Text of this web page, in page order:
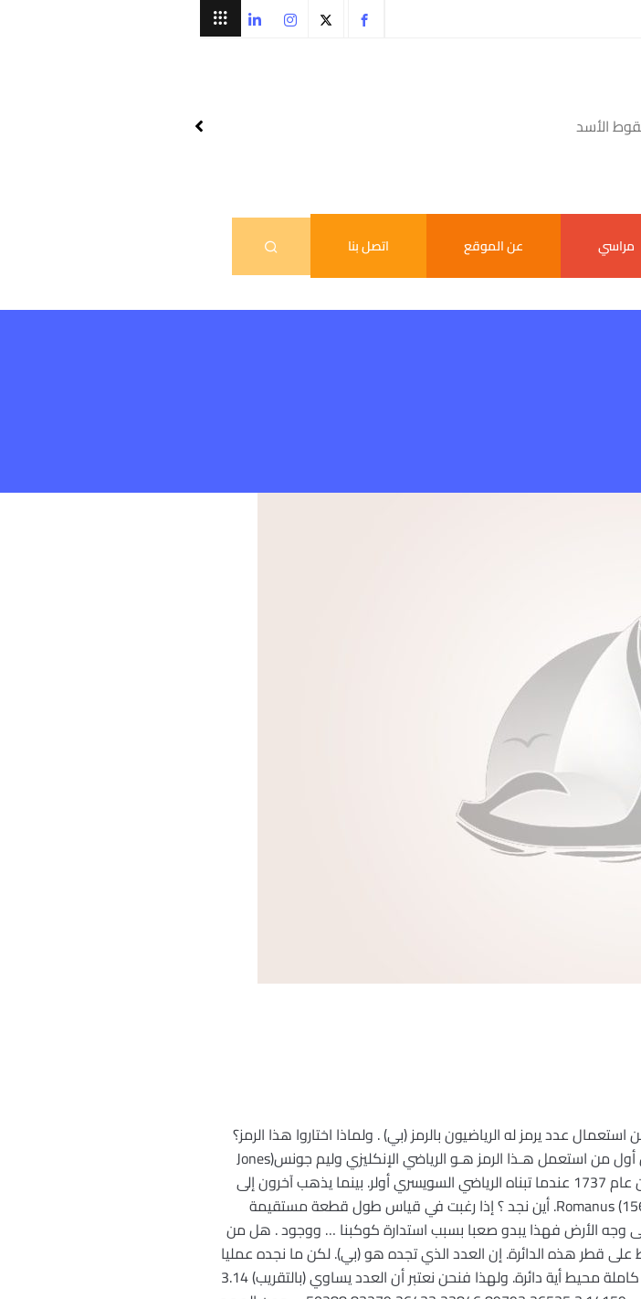
مراسي عن الموقع اتصل بنا
عدد يرمز له الرياضيون بالرمز (بي) . ولماذا اختاروا هذا الرمز؟
لأنه الحرف الأول من الكلمة اليونانية التي تدل على المحيط. ويبدو أن أول من استعمل هـذا الرمز هـو الرياضي الإنكليزي وليم جونس(Jones
(1675-1749 عام 1706، لكن تعميم استعماله لم يحدث إلا ابتداء من عام 1737 عندما تبناه الرياضي السويسري أولر. بينما يذهب آخرون إلى
القول بأن أول من استخدم الرمز ( هو الهولندي رومانوس( Romanus (1561-1615. أين نجد ؟ إذا رغبت في قياس طول قطعة مستقيمة
وجه الأرض فهذا يبدو صعبا بسبب استدارة كوكبنا … ووجود . هل من
قطر هذه الدائرة. إن العدد الذي تجده هو (بي). لكن ما نجده عمليا
هو، في الواقع، قيمة تقريبية لـ إذ أنه من المستحيل أن نحسب بدقة كاملة محيط أية دائرة. ولهذا فنحن نعتبر أن العدد يساوي (بالتقريب) 3.14